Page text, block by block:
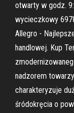
otwarty w godz.
wycieczkowy
Allegro -
handlowej. Kup
nadzorem
charakteryzuje
śródokręcia o